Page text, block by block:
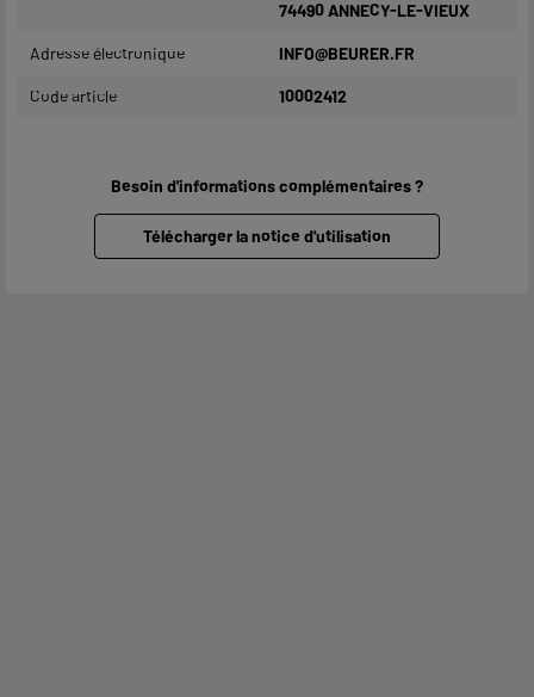
74490 ANNECY-LE-VIEUX
Adresse électronique INFO@BEURER.FR
Code article 10002412
Besoin d'informations complémentaires ?
Télécharger la notice d'utilisation